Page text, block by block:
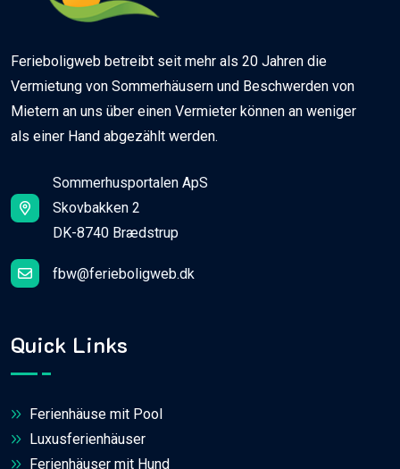
Ferieboligweb betreibt seit mehr als 20 Jahren die
Vermietung von Sommerhäusern und Beschwerden von
Mietern an uns über einen Vermieter können an weniger
als einer Hand abgezählt werden.
Sommerhusportalen ApS
Skovbakken 2
DK-8740 Brædstrup
fbw@ferieboligweb.dk
Quick Links
Ferienhäuse mit Pool
Luxusferienhäuser
Ferienhäuser mit Hund